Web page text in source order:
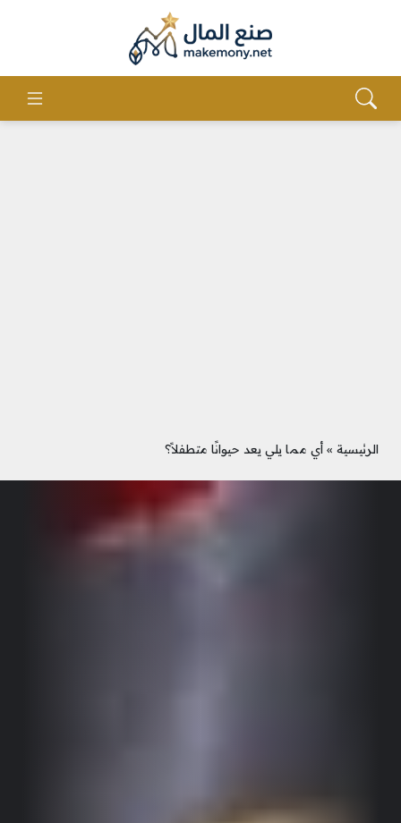
الرئيسية » أي مما يلي يعد حيوانًا متطفلاً؟